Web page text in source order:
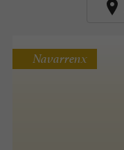
Navarrenx